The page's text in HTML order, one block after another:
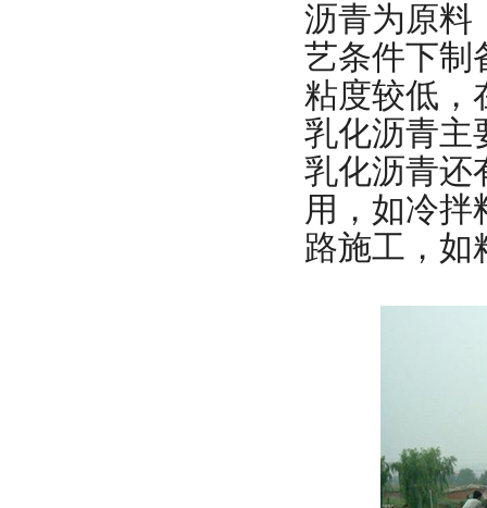
沥青为原料
艺条件下制
粘度较低，
乳化沥青主
乳化沥青还
用，如冷拌
路施工，如